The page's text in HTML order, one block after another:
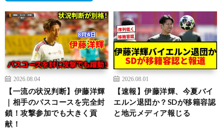
2026.08.04
【一流の状況判断】伊藤洋輝
｜相手のパスコースを完全封
鎖！攻撃参加でも大きく貢
献！
2026.08.01
【速報】伊藤洋輝、今夏バイ
エルン退団か？SDが移籍容認
と地元メディア報じる